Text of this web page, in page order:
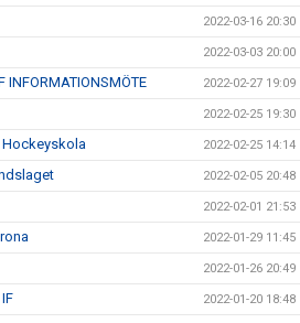
2022-03-16 20:30
2022-03-03 20:00
2022-02-27 19:09
2022-02-25 19:30
2022-02-25 14:14
2022-02-05 20:48
2022-02-01 21:53
2022-01-29 11:45
2022-01-26 20:49
2022-01-20 18:48